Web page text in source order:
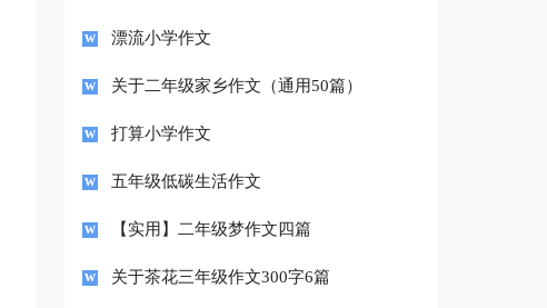
漂流小学作文
关于二年级家乡作文（通用50篇）
打算小学作文
五年级低碳生活作文
【实用】二年级梦作文四篇
关于茶花三年级作文300字6篇